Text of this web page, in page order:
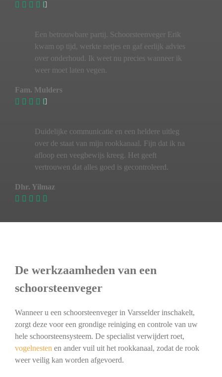
Een betrouwbare partij. Schoorsteenveger Erik
kwam op tijd, werkte netjes en gaf eerlijk advies
over onderhoud. Ik weet nu precies wanneer ik
weer moet laten vegen.
Fam. Mulders
Duidelijke communicatie en een heldere uitleg
over de staat van mijn rookkanaal. Fijn dat ik na
afloop een veegbewijs kreeg. Het geeft
vertrouwen dat alles goed is gecontroleerd.
Dhr. Yilmaz
De werkzaamheden van een
schoorsteenveger
Wanneer u een schoorsteenveger in Varsselder inschakelt,
zorgt deze voor een grondige reiniging en controle van uw
hele schoorsteensysteem. De specialist verwijdert roet,
vogelnesten en ander vuil uit het rookkanaal, zodat de rook
weer veilig kan worden afgevoerd.